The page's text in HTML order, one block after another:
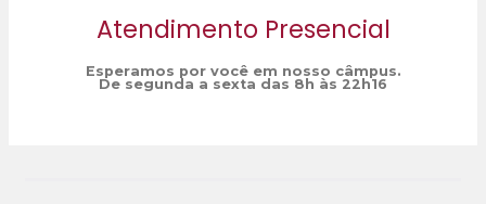
Atendimento Presencial
Esperamos por você em nosso câmpus.
De segunda a sexta das 8h às 22h16